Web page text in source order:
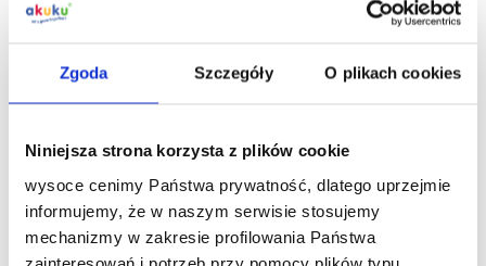
Zgoda Szczegóły O plikach cookies
Niniejsza strona korzysta z plików cookie
wysoce cenimy Państwa prywatność, dlatego uprzejmie
informujemy, że w naszym serwisie stosujemy
mechanizmy w zakresie profilowania Państwa
zainteresowań i potrzeb przy pomocy plików typu
A0470
Product description
Where to buy?
B2B collaboration